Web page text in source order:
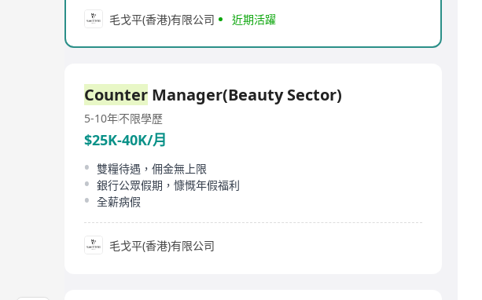
毛戈平(香港)有限公司 近期活躍
Counter Manager(Beauty Sector)
5-10年不限學歷
$25K-40K/月
雙糧待遇，佣金無上限
銀行公眾假期，慷慨年假福利
全薪病假
毛戈平(香港)有限公司